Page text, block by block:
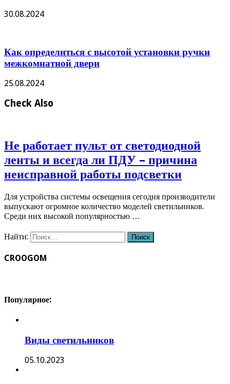
30.08.2024
Как определиться с высотой установки ручки
межкомнатной двери
25.08.2024
Check Also
Не работает пульт от светодиодной
ленты и всегда ли ПДУ – причина
неисправной работы подсветки
Для устройства системы освещения сегодня производители
выпускают огромное количество моделей светильников.
Среди них высокой популярностью …
Найти:
CROOGOM
Популярное:
Виды светильников
05.10.2023